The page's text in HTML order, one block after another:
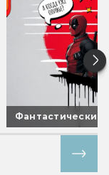
Фантастические